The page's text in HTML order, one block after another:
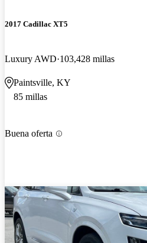
2017 Cadillac XT5
Luxury AWD 103,428 millas
Paintsville, KY
85 millas
Buena oferta